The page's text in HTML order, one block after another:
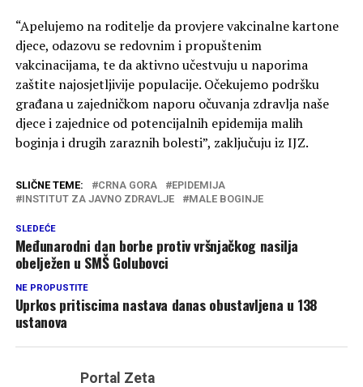
“Apelujemo na roditelje da provjere vakcinalne kartone
djece, odazovu se redovnim i propuštenim
vakcinacijama, te da aktivno učestvuju u naporima
zaštite najosjetljivije populacije. Očekujemo podršku
građana u zajedničkom naporu očuvanja zdravlja naše
djece i zajednice od potencijalnih epidemija malih
boginja i drugih zaraznih bolesti”, zaključuju iz IJZ.
SLIČNE TEME: CRNA GORA
EPIDEMIJA
INSTITUT ZA JAVNO ZDRAVLJE
MALE BOGINJE
SLEDEĆE
Međunarodni dan borbe protiv vršnjačkog nasilja
obelježen u SMŠ Golubovci
NE PROPUSTITE
Uprkos pritiscima nastava danas obustavljena u 138
ustanova
Portal Zeta